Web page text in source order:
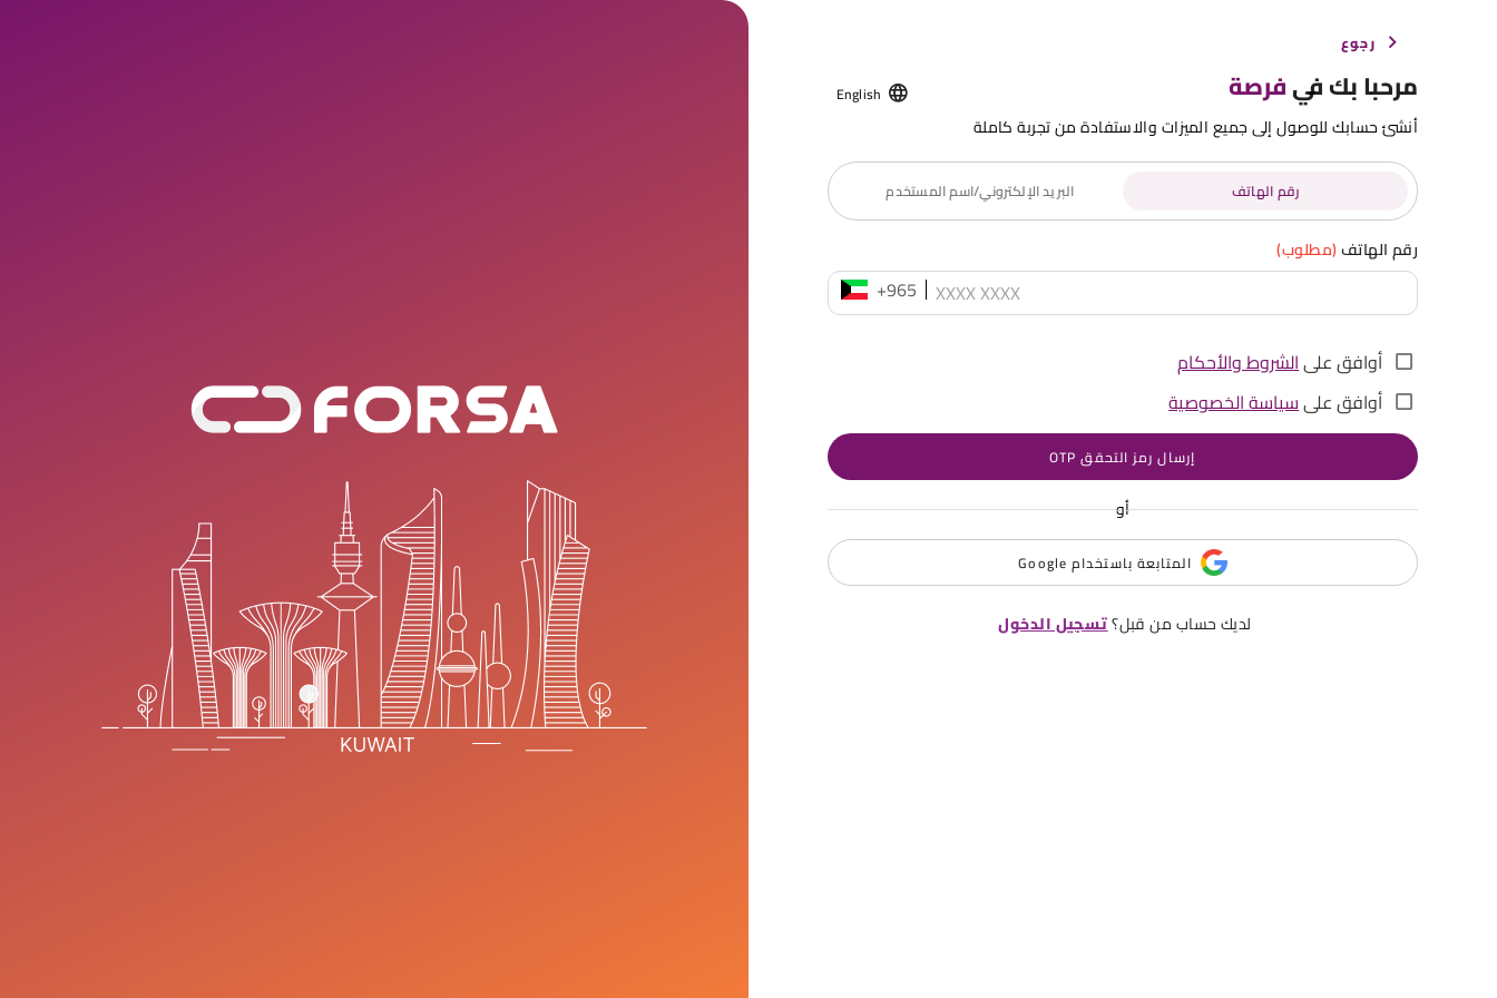
رجوع
مرحبا بك فيفرصة English
أنشئ حسابك للوصول إلى جميع الميزات والاستفادة من تجربة كاملة
رقم الهاتف البريد الإلكتروني/اسم المستخدم
رقم الهاتف(مطلوب)
+965
أوافق علىالشروط والأحكام
أوافق علىسياسة الخصوصية
إرسال رمز التحقق OTP
أو
المتابعة باستخدام Google
لديك حساب من قبل؟تسجيل الدخول